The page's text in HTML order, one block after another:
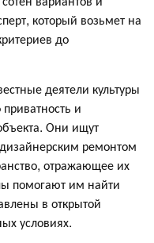
который возьмет на
до
деятели культуры
и
Они ищут
ремонтом
отражающее их
помогают им найти
в открытой
условиях.